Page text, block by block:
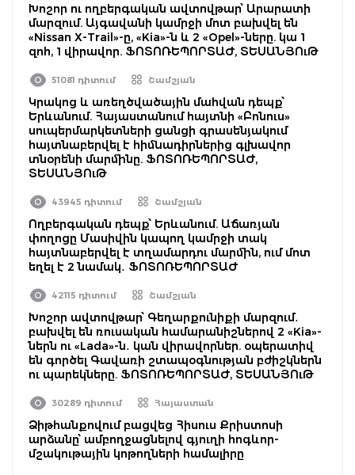
Խոշոր ու ողբերգական ավտովթար՝ Արարատի
մարզում. Այգավանի կամրջի մոտ բախվել են
«Nissan X-Trail»-ը, «Kia»-ն և 2 «Opel»-ները. կա 1
զոհ, 1 վիրավոր. ՖՈՏՈՌԵՊՈՐՏԱԺ, ՏԵՍԱՆՅՈւԹ
51081 դիտում Շամշյան
Կրակոց և առեղծվածային մահվան դեպք՝
Երևանում. Հայաստանում հայտնի «Բոնուս»
սուպերմարկետների ցանցի գրասենյակում
հայտնաբերվել է հիմնադիրներից գլխավոր
տնօրենի մարմինը. ՖՈՏՈՌԵՊՈՐՏԱԺ,
ՏԵՍԱՆՅՈւԹ
43945 դիտում Շամշյան
Ողբերգական դեպք՝ Երևանում. Աճառյան
փողոցը Մասիվին կապող կամրջի տակ
հայտնաբերվել է տղամարդու մարմին, ում մոտ
եղել է 2 նամակ․ ՖՈՏՈՌԵՊՈՐՏԱԺ
42115 դիտում Շամշյան
Խոշոր ավտովթար՝ Գեղարքունիքի մարզում․
բախվել են ռուսական համարանիշներով 2 «Kia»-
ներն ու «Lada»-ն․ կան վիրավորներ. օպերատիվ
են գործել Գավառի շտապօգնության բժիշկներն
ու պարեկները. ՖՈՏՈՌԵՊՈՐՏԱԺ, ՏԵՍԱՆՅՈւԹ
30289 դիտում Հայաստան
Ձիթհանքովում բացվեց Հիսուս Քրիստոսի
արձանը՝ ամբողջացնելով գյուղի հոգևոր-
մշակութային կոթողների համալիրը